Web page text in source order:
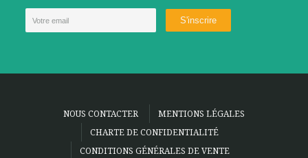
NOUS CONTACTER
MENTIONS LÉGALES
CHARTE DE CONFIDENTIALITÉ
CONDITIONS GÉNÉRALES DE VENTE